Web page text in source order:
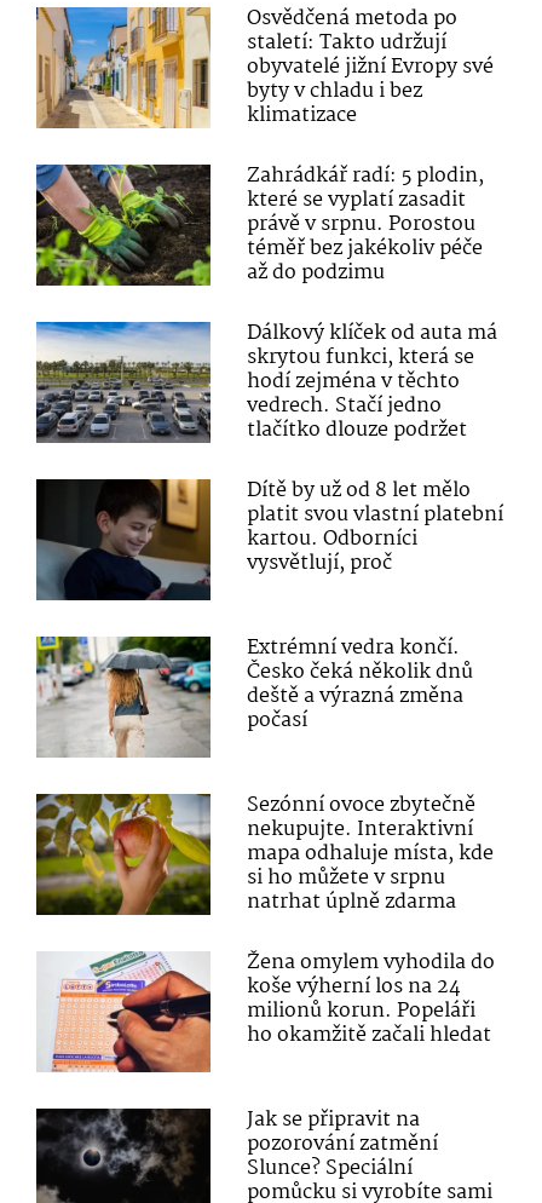
Osvědčená metoda po
staletí: Takto udržují
obyvatelé jižní Evropy své
byty v chladu i bez
klimatizace
Zahrádkář radí: 5 plodin,
které se vyplatí zasadit
právě v srpnu. Porostou
téměř bez jakékoliv péče
až do podzimu
Dálkový klíček od auta má
skrytou funkci, která se
hodí zejména v těchto
vedrech. Stačí jedno
tlačítko dlouze podržet
Dítě by už od 8 let mělo
platit svou vlastní platební
kartou. Odborníci
vysvětlují, proč
Extrémní vedra končí.
Česko čeká několik dnů
deště a výrazná změna
počasí
Sezónní ovoce zbytečně
nekupujte. Interaktivní
mapa odhaluje místa, kde
si ho můžete v srpnu
natrhat úplně zdarma
Žena omylem vyhodila do
koše výherní los na 24
milionů korun. Popeláři
ho okamžitě začali hledat
Jak se připravit na
pozorování zatmění
Slunce? Speciální
pomůcku si vyrobíte sami